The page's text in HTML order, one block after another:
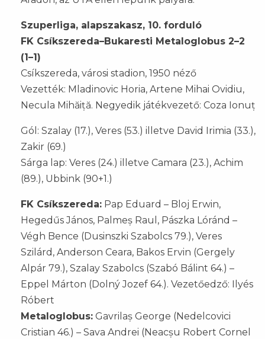
Szuperliga, alapszakasz, 10. forduló
FK Csíkszereda–Bukaresti Metaloglobus 2–2
(1–1)
Csíkszereda, városi stadion, 1950 néző
Vezették: Mladinovic Horia, Artene Mihai Ovidiu,
Necula Mihăiță. Negyedik játékvezető: Coza Ionuț
Gól: Szalay (17.), Veres (53.) illetve David Irimia (33.),
Zakir (69.)
Sárga lap: Veres (24.) illetve Camara (23.), Achim
(89.), Ubbink (90+1.)
FK Csíkszereda: Pap Eduard – Bloj Erwin,
Hegedűs János, Palmeș Raul, Pászka Lóránd –
Végh Bence (Dusinszki Szabolcs 79.), Veres
Szilárd, Anderson Ceara, Bakos Ervin (Gergely
Alpár 79.), Szalay Szabolcs (Szabó Bálint 64.) –
Eppel Márton (Dolný Jozef 64.). Vezetőedző: Ilyés
Róbert
Metaloglobus: Gavrilaș George (Nedelcovici
Cristian 46.) – Sava Andrei (Neacșu Robert Cornel